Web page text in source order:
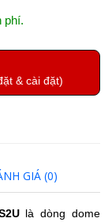
phí.
& cài đặt)
GIÁ (0)
là dòng dome